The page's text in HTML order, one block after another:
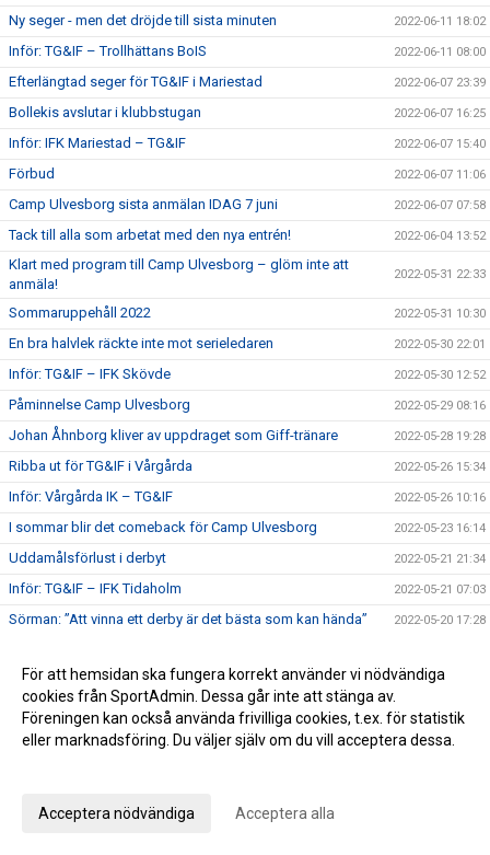
Ny seger - men det dröjde till sista minuten 2022-06-11 18:02
Inför: TG&IF – Trollhättans BoIS 2022-06-11 08:00
Efterlängtad seger för TG&IF i Mariestad 2022-06-07 23:39
Bollekis avslutar i klubbstugan 2022-06-07 16:25
Inför: IFK Mariestad – TG&IF 2022-06-07 15:40
Förbud 2022-06-07 11:06
Camp Ulvesborg sista anmälan IDAG 7 juni 2022-06-07 07:58
Tack till alla som arbetat med den nya entrén! 2022-06-04 13:52
Klart med program till Camp Ulvesborg – glöm inte att
anmäla!
2022-05-31 22:33
Sommaruppehåll 2022 2022-05-31 10:30
En bra halvlek räckte inte mot serieledaren 2022-05-30 22:01
Inför: TG&IF – IFK Skövde 2022-05-30 12:52
Påminnelse Camp Ulvesborg 2022-05-29 08:16
Johan Åhnborg kliver av uppdraget som Giff-tränare 2022-05-28 19:28
Ribba ut för TG&IF i Vårgårda 2022-05-26 15:34
Inför: Vårgårda IK – TG&IF 2022-05-26 10:16
I sommar blir det comeback för Camp Ulvesborg 2022-05-23 16:14
Uddamålsförlust i derbyt 2022-05-21 21:34
Inför: TG&IF – IFK Tidaholm 2022-05-21 07:03
Sörman: ”Att vinna ett derby är det bästa som kan hända” 2022-05-20 17:28
TG&IF enkelt vidare i DM 2022-05-17 22:04
Inför: Skultorps IF – TG&IF (DM) 2022-05-17 10:35
Andra raka för TG&IF – bortavann i Allingsås 2022-05-14 17:50
Äntligen Bilbingon drar igång – premiär 10 maj!
För att hemsidan ska fungera korrekt använder vi nödvändiga
cookies från SportAdmin. Dessa går inte att stänga av.
Föreningen kan också använda frivilliga cookies, t.ex. för statistik
eller marknadsföring. Du väljer själv om du vill acceptera dessa.
Acceptera nödvändiga Acceptera alla